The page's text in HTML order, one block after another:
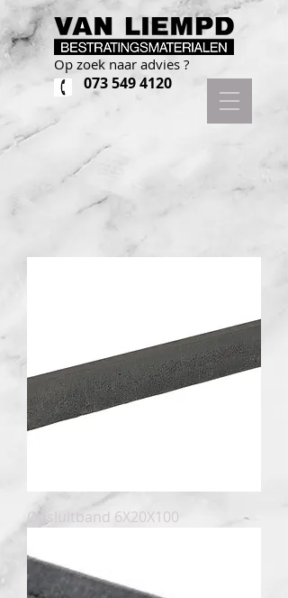
Op zoek naar advies ?
073 549 4120
Opsluitband 6X20X100